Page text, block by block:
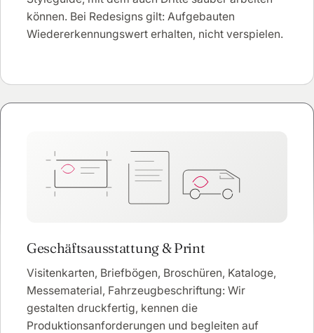
können. Bei Redesigns gilt: Aufgebauten
Wiedererkennungswert erhalten, nicht verspielen.
Geschäftsausstattung & Print
Visitenkarten, Briefbögen, Broschüren, Kataloge,
Messematerial, Fahrzeugbeschriftung: Wir
gestalten druckfertig, kennen die
Produktionsanforderungen und begleiten auf